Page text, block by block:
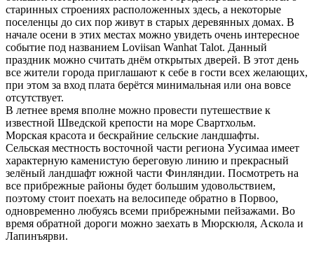
старинных строениях расположенных здесь, а некоторые
поселенцы до сих пор живут в старых деревянных домах. В
начале осени в этих местах можно увидеть очень интересное
событие под названием Loviisan Wanhat Talot. Данный
праздник можно считать днём открытых дверей. В этот день
все жители города приглашают к себе в гости всех желающих,
при этом за вход плата берётся минимальная или она вовсе
отсутствует.
В летнее время вполне можно провести путешествие к
известной Шведской крепости на море Свартхольм.
Морская красота и бескрайние сельские ландшафты.
Сельская местность восточной части региона Уусимаа имеет
характерную каменистую береговую линию и прекрасный
зелёный ландшафт южной части Финляндии. Посмотреть на
все прибрежные районы будет большим удовольствием,
поэтому стоит поехать на велосипеде обратно в Порвоо,
одновременно любуясь всеми прибрежными пейзажами. Во
время обратной дороги можно заехать в Мюрскюля, Аскола и
Лапинъярви.